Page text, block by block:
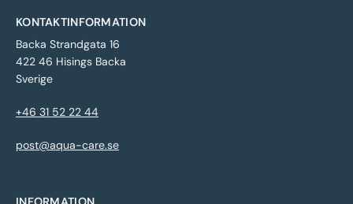
KONTAKTINFORMATION
Backa Strandgata 16
422 46 Hisings Backa
Sverige
+46 31 52 22 44
post@aqua-care.se